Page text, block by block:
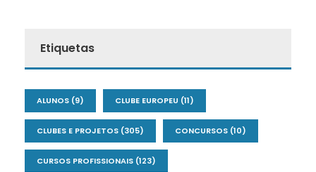
Etiquetas
ALUNOS (9) CLUBE EUROPEU (11)
CLUBES E PROJETOS (305) CONCURSOS (10)
CURSOS PROFISSIONAIS (123)